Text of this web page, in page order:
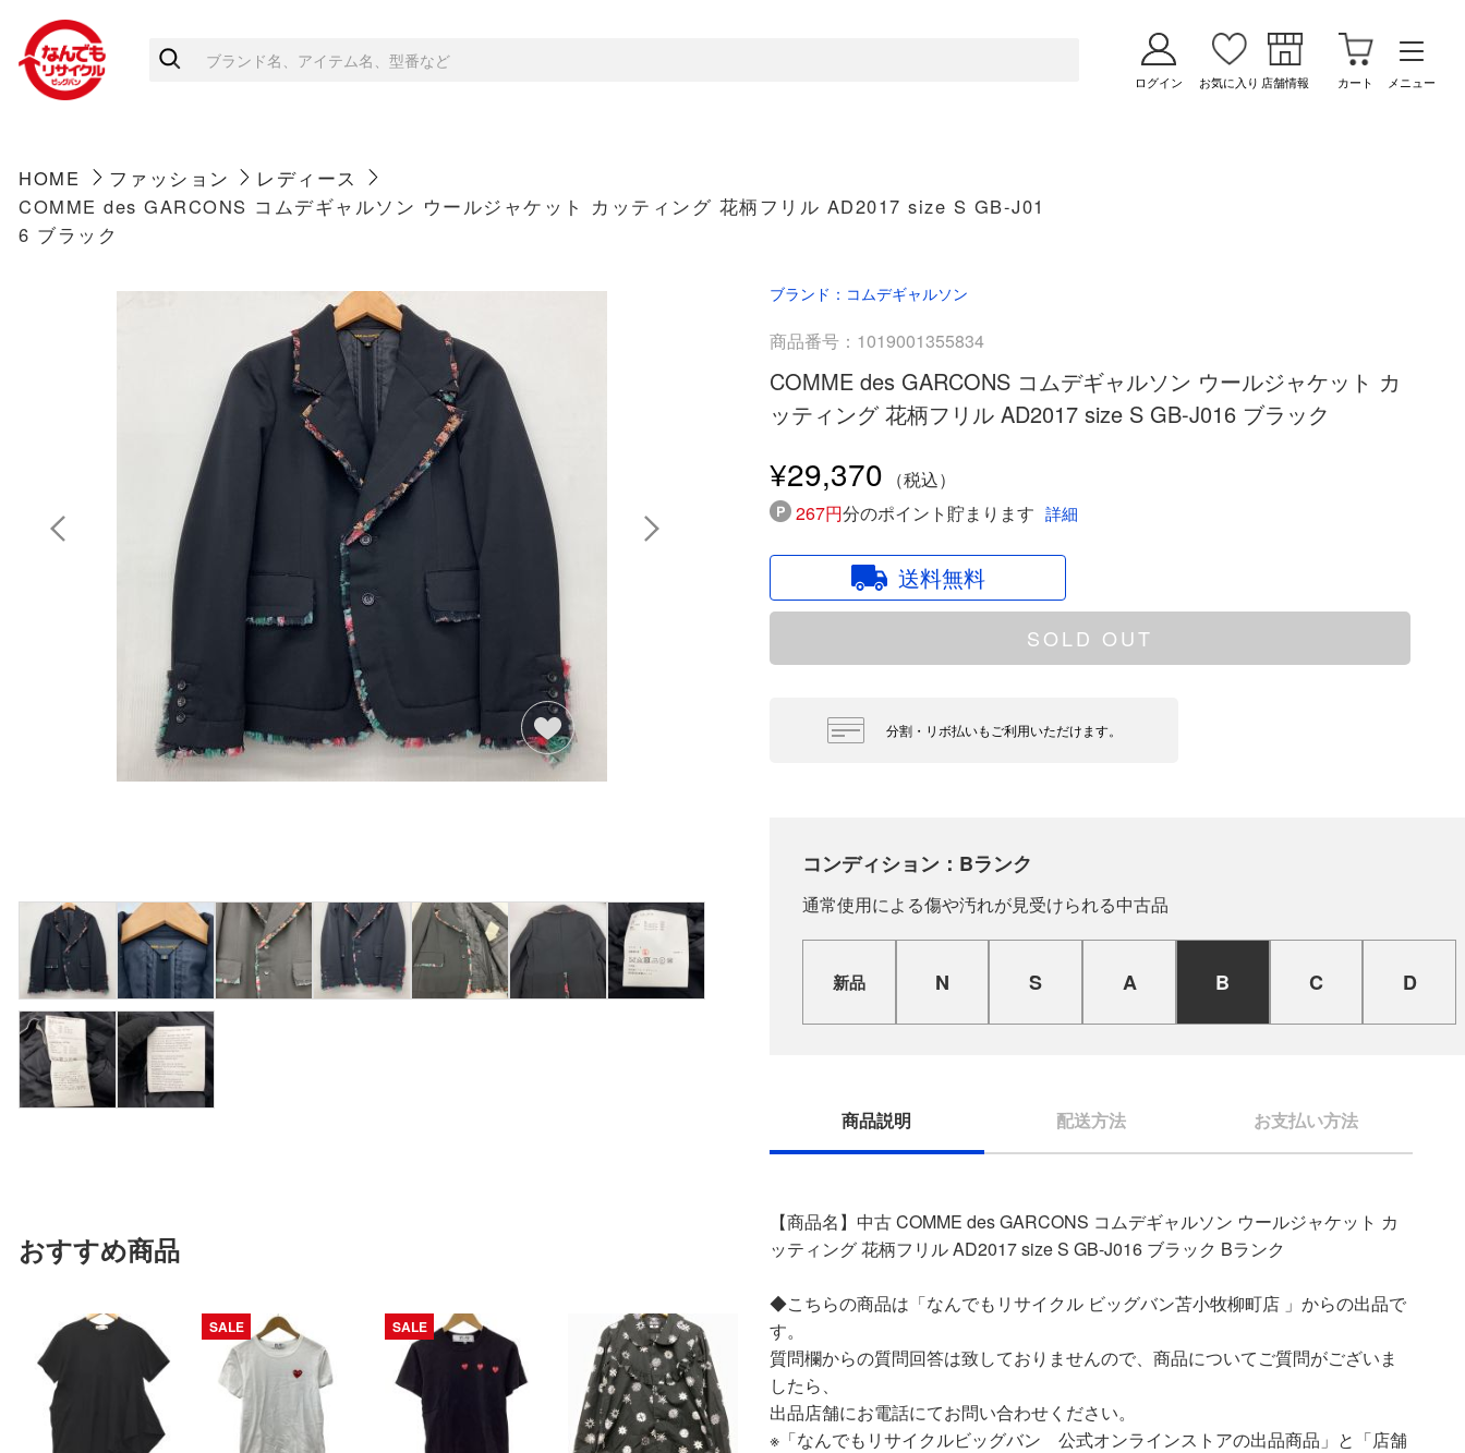
ログイン お気に入り 店舗情報 カート メニュー
HOME ファッション
レディース
COMME des GARCONS コムデギャルソン ウールジャケット カッティング 花柄フリル AD2017 size S GB-J01
6 ブラック
おすすめ商品
SALE SALE
ブランド：コムデギャルソン
商品番号：1019001355834
COMME des GARCONS コムデギャルソン ウールジャケット カ
ッティング 花柄フリル AD2017 size S GB-J016 ブラック
¥29,370
267円分のポイント貯まります 詳細
送料無料
SOLD OUT
分割・リボ払いもご利用いただけます。
コンディション：Bランク
通常使用による傷や汚れが見受けられる中古品
新品 N S A B C D
商品説明 配送方法 お支払い方法
【商品名】中古 COMME des GARCONS コムデギャルソン ウールジャケット カ
ッティング 花柄フリル AD2017 size S GB-J016 ブラック Bランク
◆こちらの商品は「なんでもリサイクル ビッグバン苫小牧柳町店 」からの出品で
す。
質問欄からの質問回答は致しておりませんので、商品についてご質問がございま
したら、
出品店舗にお電話にてお問い合わせください。
※「なんでもリサイクルビッグバン 公式オンラインストアの出品商品」と「店舗